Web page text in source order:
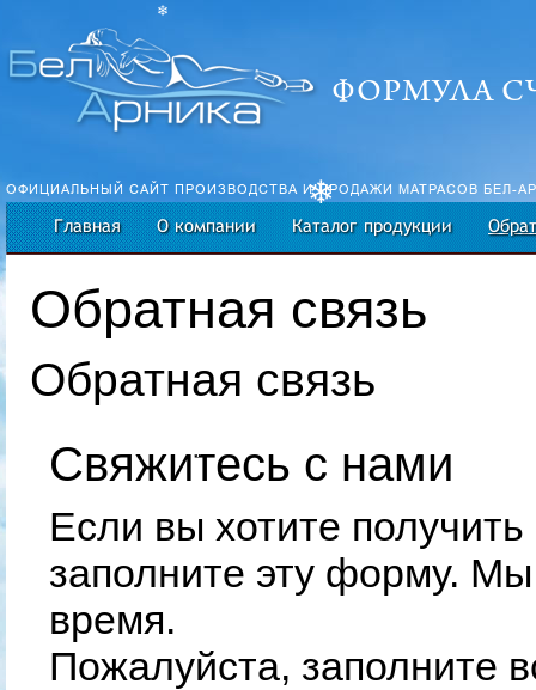
ФОРМУЛА
ОФИЦИАЛЬНЫЙ САЙТ ПРОИЗВОДСТВА И ПРОДАЖИ МАТРАСОВ БЕЛ-
Главная О компании Каталог продукции
Обратная связь
Обратная связь
­Свяжитесь с нами
Если вы хотите
заполните эту форму.
время.
Пожалуйста, заполните
❄
❄
❄
❄